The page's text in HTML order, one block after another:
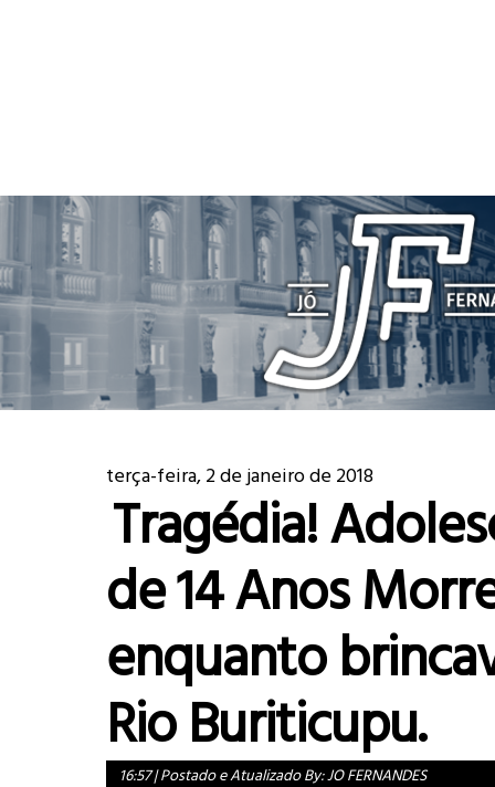
terça-feira, 2 de janeiro de 2018
Tragédia!
de 14 Anos
enquanto
Rio Buriticupu.
16:57|Postado e Atualizado By:JO FERNANDES